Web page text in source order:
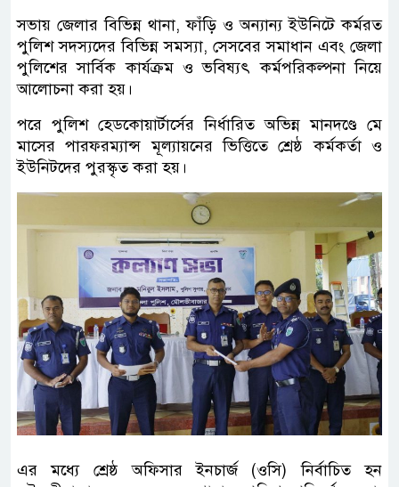
সভায় জেলার বিভিন্ন থানা, ফাঁড়ি ও অন্যান্য ইউনিটে কর্মরত
পুলিশ সদস্যদের বিভিন্ন সমস্যা, সেসবের সমাধান এবং জেলা
পুলিশের সার্বিক কার্যক্রম ও ভবিষ্যৎ কর্মপরিকল্পনা নিয়ে
আলোচনা করা হয়।
পরে পুলিশ হেডকোয়ার্টার্সের নির্ধারিত অভিন্ন মানদণ্ডে মে
মাসের পারফরম্যান্স মূল্যায়নের ভিত্তিতে শ্রেষ্ঠ কর্মকর্তা ও
ইউনিটদের পুরস্কৃত করা হয়।
এর মধ্যে শ্রেষ্ঠ অফিসার ইনচার্জ (ওসি) নির্বাচিত হন